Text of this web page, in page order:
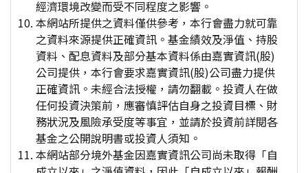
經濟環境改變而受不同程度之影響。
本網站所提供之資料僅供參考，本行會盡力就可靠
之資料來源提供正確資訊。基金績效及淨值、持股
資料、配息資料及部分基本資料係由嘉實資訊(股)
公司提供，本行會要求嘉實資訊(股)公司盡力提供
正確資訊。未經合法授權，請勿翻載。投資人在做
任何投資決策前，應審慎評估自身之投資目標、財
務狀況及風險承受度等事宜，並請於投資前詳閱各
基金之公開說明書或投資人須知。
本網站部分境外基金因嘉實資訊公司尚未取得「自